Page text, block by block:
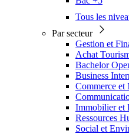
Tous les
Par secteur
Gestion et
Achat
Bachelor
Business
Commerce et
Immobilier et
Ressources
Social et